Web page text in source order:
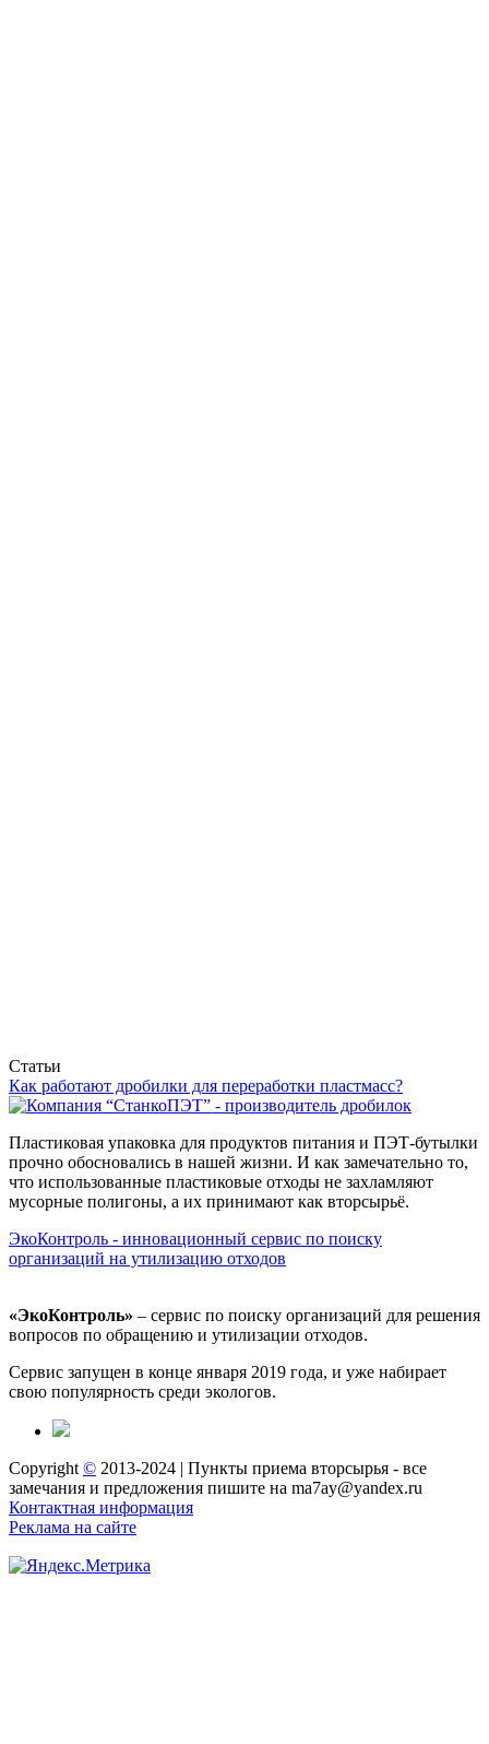
Статьи
Как работают дробилки для переработки пластмасс?
Пластиковая упаковка для продуктов питания и ПЭТ-бутылки
прочно обосновались в нашей жизни. И как замечательно то,
что использованные пластиковые отходы не захламляют
мусорные полигоны, а их принимают как вторсырьё.
ЭкоКонтроль - инновационный сервис по поиску
организаций на утилизацию отходов
«ЭкоКонтроль» – сервис по поиску организаций для решения
вопросов по обращению и утилизации отходов.
Сервис запущен в конце января 2019 года, и уже набирает
свою популярность среди экологов.
Copyright © 2013-2024 | Пункты приема вторсырья - все
замечания и предложения пишите на ma7ay@yandex.ru
Контактная информация
Реклама на сайте